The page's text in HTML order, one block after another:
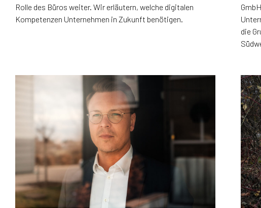
Rolle des Büros weiter. Wir erläutern, welche digitalen
Kompetenzen Unternehmen in Zukunft benötigen.
die